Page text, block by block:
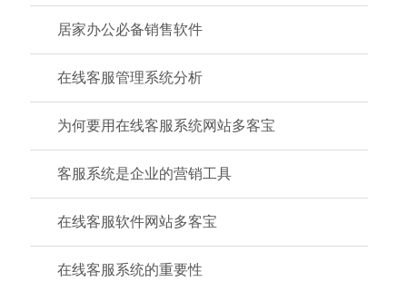
居家办公必备销售软件
在线客服管理系统分析
为何要用在线客服系统网站多客宝
客服系统是企业的营销工具
在线客服软件网站多客宝
在线客服系统的重要性